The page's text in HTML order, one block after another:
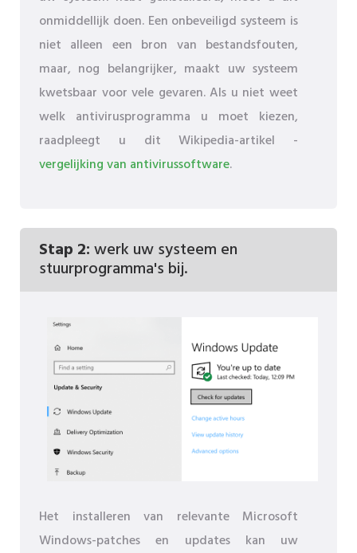
onmiddellijk doen. Een onbeveiligd systeem is
niet alleen een bron van bestandsfouten,
maar, nog belangrijker, maakt uw systeem
kwetsbaar voor vele gevaren. Als u niet weet
welk antivirusprogramma u moet kiezen,
raadpleegt u dit Wikipedia-artikel -
vergelijking van antivirussoftware.
Stap 2:werk uw systeem en
stuurprogramma's bij.
Het installeren van relevante Microsoft
Windows-patches en updates kan uw